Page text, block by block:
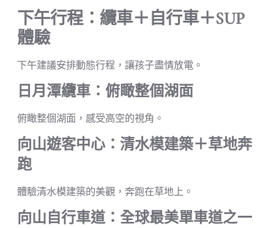
下午行程：纜車＋自行車＋SUP
體驗
下午建議安排動態行程，讓孩子盡情放電。
日月潭纜車：俯瞰整個湖面
俯瞰整個湖面，感受高空的視角。
向山遊客中心：清水模建築＋草地奔
跑
體驗清水模建築的美觀，奔跑在草地上。
向山自行車道：全球最美單車道之一